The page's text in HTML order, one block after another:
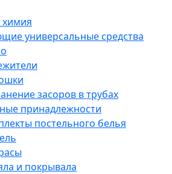
химия
универсальные средства
засоров в трубах
принадлежности
постельного белья
и покрывала